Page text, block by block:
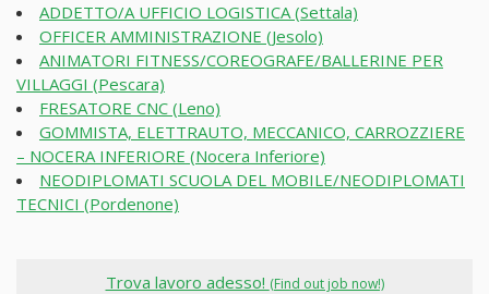
ADDETTO/A UFFICIO LOGISTICA (Settala)
OFFICER AMMINISTRAZIONE (Jesolo)
ANIMATORI FITNESS/COREOGRAFE/BALLERINE PER
VILLAGGI (Pescara)
FRESATORE CNC (Leno)
GOMMISTA, ELETTRAUTO, MECCANICO, CARROZZIERE
– NOCERA INFERIORE (Nocera Inferiore)
NEODIPLOMATI SCUOLA DEL MOBILE/NEODIPLOMATI
TECNICI (Pordenone)
Trova lavoro adesso! (Find out job now!)